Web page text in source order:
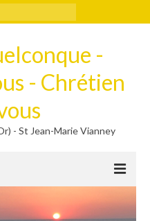
-
- Chrétien
- St Jean-Marie Vianney